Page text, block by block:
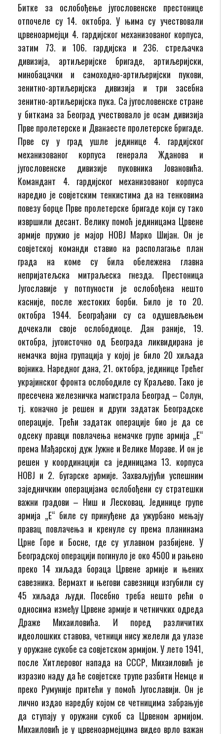
Битке за ослобођење југословенске престонице
отпочеле су 14. октобра. У њима су учествовали
црвеноармејци 4. гардијског механизованог корпуса,
затим 73. и 106. гардијска и 236. стрељачка
дивизија, артиљеријске бригаде, артиљеријски,
минобацачки и самоходно-артиљеријски пукови,
зенитно-артиљеријска дивизија и три засебна
зенитно-артиљеријска пука. Са југословенске стране
у биткама за Београд учествовало је осам дивизија
Прве пролетерске и Дванаесте пролетерске бригаде.
Прве су у град ушле јединице 4. гардијског
механизованог корпуса генерала Жданова и
југословенске дивизије пуковника Јовановића.
Командант 4. гардијског механизованог корпуса
наредио је совјетским тенкистима да на тенковима
повезу борце Прве пролетерске бригаде који су тако
извршили десант. Велику помоћ јединицама Црвене
армије пружио је мајор НОВЈ Марко Шијан. Он је
совјетској команди ставио на располагање план
града на коме су била обележена главна
непријатељска митраљеска гнезда. Престоница
Југославије у потпуности је ослобођена нешто
касније, после жестоких борби. Било је то 20.
октобра 1944. Београђани су са одушевљењем
дочекали своје ослободиоце. Дан раније, 19.
октобра, југоисточно од Београда ликвидирана је
немачка војна групација у којој је било 20 хиљада
војника. Наредног дана, 21. октобра, јединице Трећег
украјинског фронта ослободиле су Краљево. Тако је
пресечена железничка магистрала Београд – Солун,
тј. коначно је решен и други задатак Београдске
операције. Трећи задатак операције био је да се
одсеку правци повлачења немачке групе армија „Е“
према Мађарској дуж Јужне и Велике Мораве. И он је
решен у координацији са јединицама 13. корпуса
НОВЈ и 2. бугарске армије. Захваљујући успешним
заједничким операцијама ослобођени су стратешки
важни градови – Ниш и Лесковац. Јединице групе
армија „Е“ биле су принуђене да ужурбано мењају
правац повлачења и кренуле су према планинама
Црне Горе и Босне, где су углавном разбијене. У
Београдској операцији погинуло је око 4500 и рањено
преко 14 хиљада бораца Црвене армије и њених
савезника. Вермахт и његови савезници изгубили су
45 хиљада људи. Посебно треба нешто рећи о
односима између Црвене армије и четничких одреда
Драже Михаиловића. И поред различитих
идеолошких ставова, четници нису желели да улазе
у оружане сукобе са совјетском армијом. У лето 1941,
после Хитлеровог напада на СССР, Михаиловић је
изразио наду да ће совјетске трупе разбити Немце и
преко Румуније притећи у помоћ Југославији. Он је
лично издао наредбу којом се четницима забрањује
да ступају у оружани сукоб са Црвеном армијом.
Михаиловић је у црвеноармејцима видео врло важан